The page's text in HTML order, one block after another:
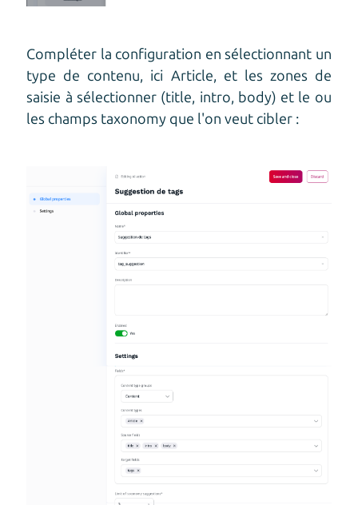
Compléter la configuration en sélectionnant un
type de contenu, ici Article, et les zones de
saisie à sélectionner (title, intro, body) et le ou
les champs taxonomy que l'on veut cibler :